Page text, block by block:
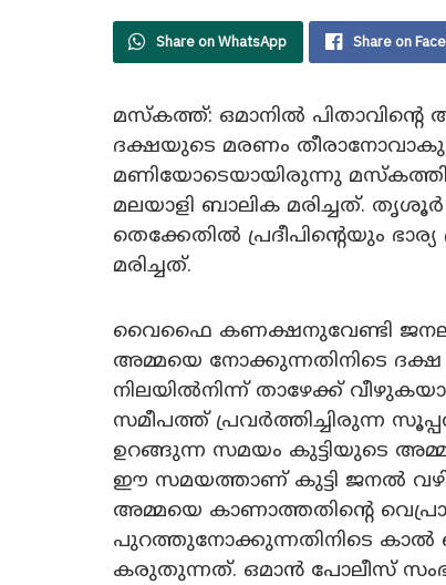
Share on WhatsApp Share on
മസ്‌കത്ത്: ഒമാനിൽ
ദക്ഷയുടെ മരണം
മണിയോടെയായിരുന്നു
മലയാളി ബാലിക മരിച്ചത്. തൃശൂർ
തെക്കേതിൽ പ്രദീപിന്റെയും
മരിച്ചത്.
വൈഫൈ കണക്ഷനുവേണ്ടി ജനലിലെ
അമ്മയെ നോക്കുന്നതിനിടെ ദക്ഷ
നിലയിൽനിന്ന് താഴേക്ക്
സമീപത്ത് പ്രവർത്തിച്ചിരുന്ന
ഉറങ്ങുന്ന സമയം കുട്ടിയുടെ അമ്മ
ഈ സമയത്താണ് കുട്ടി ജനൽ
അമ്മയെ കാണാത്തതിന്റെ
പുറത്തുനോക്കുന്നതിനി‌ടെ കാൽ
കരുതുന്നത്. ഒമാൻ പോലീസ്